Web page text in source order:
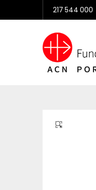
217 544 000
🔍